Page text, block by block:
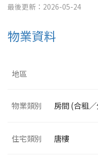
最後更新：2026-05-24
物業資料
地區
物業類別 房間 (合租
住宅類別 唐樓